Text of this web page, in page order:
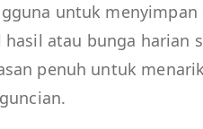
untuk
atau bunga harian
penuh untuk